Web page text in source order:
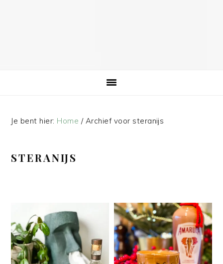
Je bent hier: Home /Archief voor steranijs
STERANIJS